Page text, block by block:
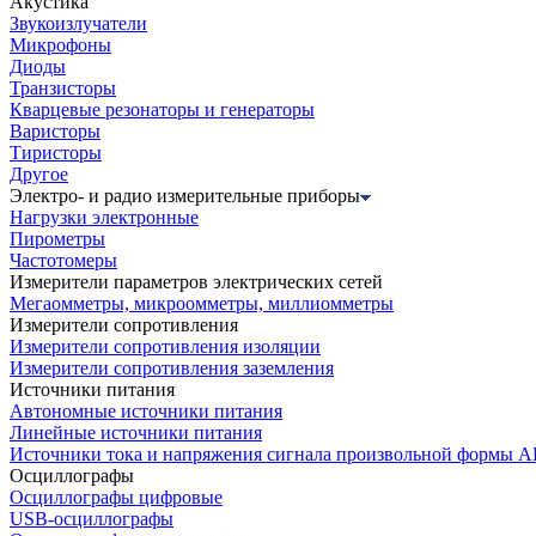
Звукоизлучатели
Микрофоны
Диоды
Транзисторы
Кварцевые резонаторы и генераторы
Варисторы
Тиристоры
Другое
Электро- и радио измерительные приборы
Нагрузки электронные
Пирометры
Частотомеры
Измерители параметров электрических сетей
Мегаомметры, микроомметры, миллиомметры
Измерители сопротивления
Измерители сопротивления изоляции
Измерители сопротивления заземления
Источники питания
Автономные источники питания
Линейные источники питания
Источники тока и напряжения сигнала произвольной формы
Осциллографы
Осциллографы цифровые
USB-осциллографы